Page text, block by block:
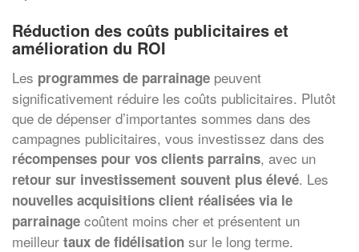
Réduction des coûts publicitaires et
amélioration du ROI
Les programmes de parrainage peuvent
significativement réduire les coûts publicitaires. Plutôt
que de dépenser d’importantes sommes dans des
campagnes publicitaires, vous investissez dans des
récompenses pour vos clients parrains, avec un
retour sur investissement souvent plus élevé. Les
nouvelles acquisitions client réalisées via le
parrainage coûtent moins cher et présentent un
meilleur taux de fidélisation sur le long terme.